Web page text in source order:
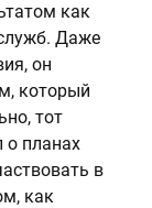
как
Даже
он
который
тот
о планах
в
как